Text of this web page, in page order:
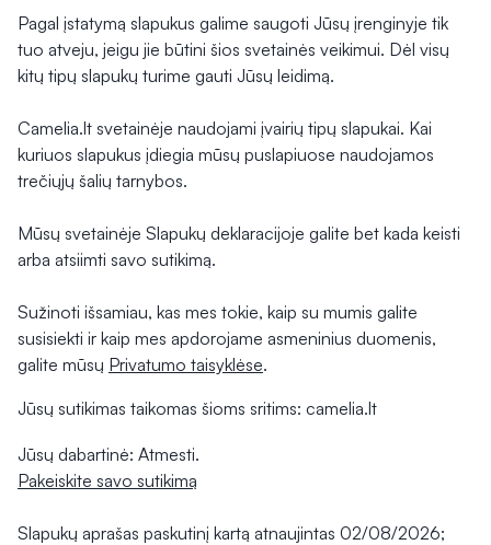
Pagal įstatymą slapukus galime saugoti Jūsų įrenginyje tik
tuo atveju, jeigu jie būtini šios svetainės veikimui. Dėl visų
kitų tipų slapukų turime gauti Jūsų leidimą.
Camelia.lt svetainėje naudojami įvairių tipų slapukai. Kai
kuriuos slapukus įdiegia mūsų puslapiuose naudojamos
trečiųjų šalių tarnybos.
Mūsų svetainėje Slapukų deklaracijoje galite bet kada keisti
arba atsiimti savo sutikimą.
Sužinoti išsamiau, kas mes tokie, kaip su mumis galite
susisiekti ir kaip mes apdorojame asmeninius duomenis,
galite mūsų Privatumo taisyklėse.
Jūsų sutikimas taikomas šioms sritims: camelia.lt
Jūsų dabartinė: Atmesti.
Pakeiskite savo sutikimą
Slapukų aprašas paskutinį kartą atnaujintas 02/08/2026;